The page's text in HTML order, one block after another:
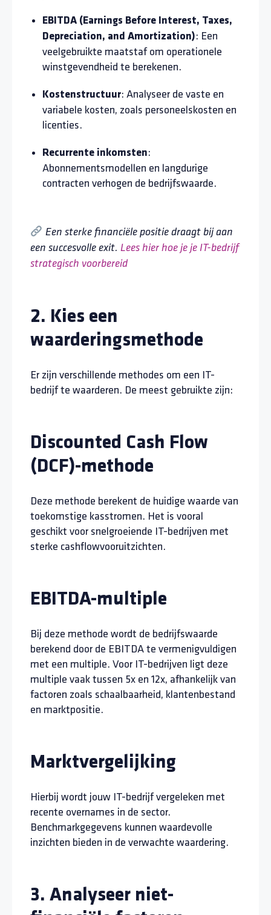
EBITDA (Earnings Before Interest, Taxes,
Depreciation, and Amortization): Een
veelgebruikte maatstaf om operationele
winstgevendheid te berekenen.
Kostenstructuur: Analyseer de vaste en
variabele kosten, zoals personeelskosten en
licenties.
Recurrente inkomsten:
Abonnementsmodellen en langdurige
contracten verhogen de bedrijfswaarde.
Een sterke financiële positie draagt bij aan
een succesvolle exit. Lees hier hoe je je IT-bedrijf
strategisch voorbereid
2. Kies een
waarderingsmethode
Er zijn verschillende methodes om een IT-
bedrijf te waarderen. De meest gebruikte zijn:
Discounted Cash Flow
(DCF)-methode
Deze methode berekent de huidige waarde van
toekomstige kasstromen. Het is vooral
geschikt voor snelgroeiende IT-bedrijven met
sterke cashflowvooruitzichten.
EBITDA-multiple
Bij deze methode wordt de bedrijfswaarde
berekend door de EBITDA te vermenigvuldigen
met een multiple. Voor IT-bedrijven ligt deze
multiple vaak tussen 5x en 12x, afhankelijk van
factoren zoals schaalbaarheid, klantenbestand
en marktpositie.
Marktvergelijking
Hierbij wordt jouw IT-bedrijf vergeleken met
recente overnames in de sector.
Benchmarkgegevens kunnen waardevolle
inzichten bieden in de verwachte waardering.
3. Analyseer niet-